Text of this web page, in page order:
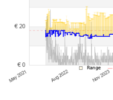
que les réalisations historiques